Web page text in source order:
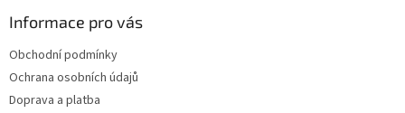
Informace pro vás
Obchodní podmínky
Ochrana osobních údajů
Doprava a platba